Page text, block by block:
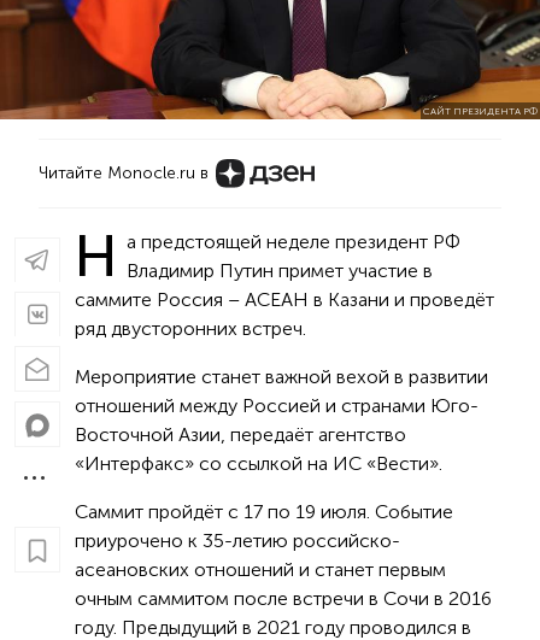
САЙТ ПРЕЗИДЕНТА РФ
Читайте Monocle.ru в
Н
а предстоящей неделе президент РФ
Владимир Путин примет участие в
саммите Россия – АСЕАН в Казани и проведёт
ряд двусторонних встреч.
Мероприятие станет важной вехой в развитии
отношений между Россией и странами Юго-
Восточной Азии, передаёт агентство
«Интерфакс» со ссылкой на ИС «Вести».
Саммит пройдёт с 17 по 19 июля. Событие
приурочено к 35-летию российско-
асеановских отношений и станет первым
очным саммитом после встречи в Сочи в 2016
году. Предыдущий в 2021 году проводился в